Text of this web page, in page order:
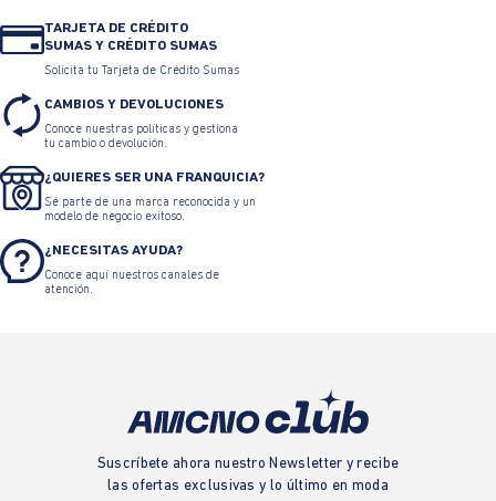
TARJETA DE CRÉDITO
SUMAS Y CRÉDITO SUMAS
Solicita tu Tarjeta de Crédito Sumas
CAMBIOS Y DEVOLUCIONES
Conoce nuestras políticas y gestiona
tu cambio o devolución.
¿QUIERES SER UNA FRANQUICIA?
Sé parte de una marca reconocida y un
modelo de negocio exitoso.
¿NECESITAS AYUDA?
Conoce aquí nuestros canales de
atención.
Suscríbete ahora nuestro Newsletter y recibe
las ofertas exclusivas y lo último en moda